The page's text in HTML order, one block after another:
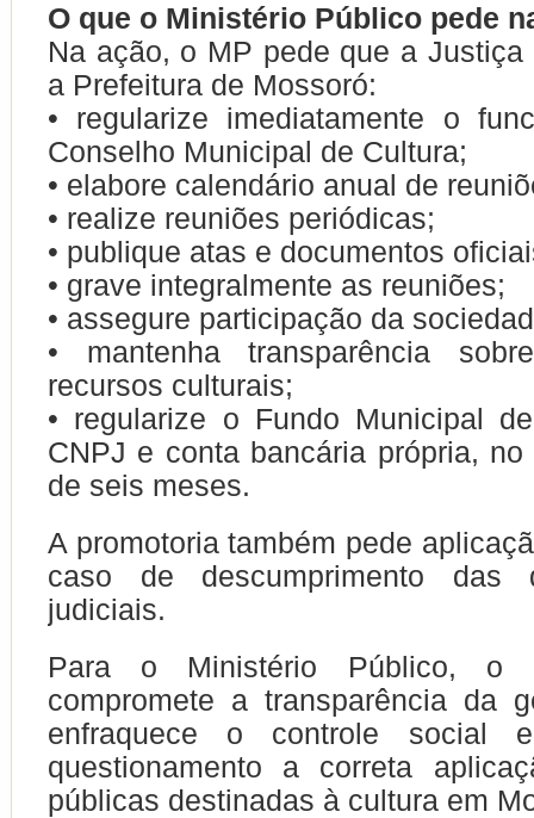
O que o Ministério Público pede
Na ação, o MP pede que a Justiça
a Prefeitura de Mossoró:
• regularize imediatamente o
Conselho Municipal de Cultura;
• elabore calendário anual de
• realize reuniões periódicas;
• publique atas e documentos
• grave integralmente as reuniões;
• assegure participação da
• mantenha transparência
recursos culturais;
• regularize o Fundo Municipal
CNPJ e conta bancária própria,
de seis meses.
A promotoria também pede
caso de descumprimento das
judiciais.
Para o Ministério Público, o
compromete a transparência da
enfraquece o controle social
questionamento a correta
públicas destinadas à cultura em